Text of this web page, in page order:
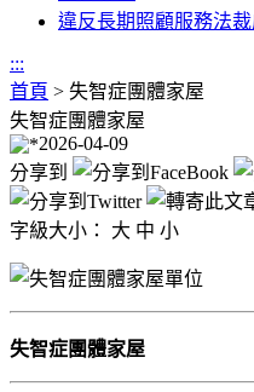
違反長期照顧服務法
:::
首頁 > 失智症團體家屋
失智症團體家屋
2026-04-09
分享到
字級大小： 大 中 小
失智症團體家屋